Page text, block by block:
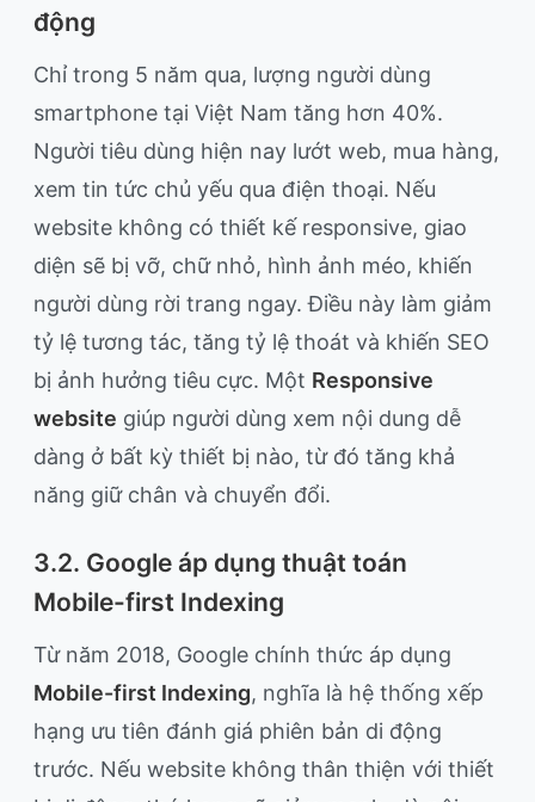
động
Chỉ trong 5 năm qua, lượng người dùng
smartphone tại Việt Nam tăng hơn 40%.
Người tiêu dùng hiện nay lướt web, mua hàng,
xem tin tức chủ yếu qua điện thoại. Nếu
website không có thiết kế responsive, giao
diện sẽ bị vỡ, chữ nhỏ, hình ảnh méo, khiến
người dùng rời trang ngay. Điều này làm giảm
tỷ lệ tương tác, tăng tỷ lệ thoát và khiến SEO
bị ảnh hưởng tiêu cực. Một Responsive
website giúp người dùng xem nội dung dễ
dàng ở bất kỳ thiết bị nào, từ đó tăng khả
năng giữ chân và chuyển đổi.
3.2. Google áp dụng thuật toán
Mobile-first Indexing
Từ năm 2018, Google chính thức áp dụng
Mobile-first Indexing, nghĩa là hệ thống xếp
hạng ưu tiên đánh giá phiên bản di động
trước. Nếu website không thân thiện với thiết